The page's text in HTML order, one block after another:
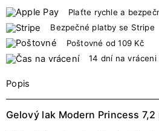
Plaťte rychle a
Bezpečné platby se Stripe
Poštovné od 109 Kč
14 dní na vráceni
Popis
Gelový lak Modern Princess 7,2